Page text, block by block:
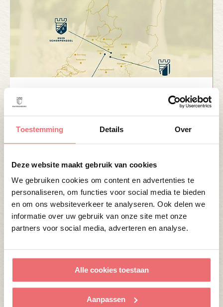
Toestemming Details Over
Deze website maakt gebruik van cookies
We gebruiken cookies om content en advertenties te
personaliseren, om functies voor social media te bieden
en om ons websiteverkeer te analyseren. Ook delen we
informatie over uw gebruik van onze site met onze
partners voor social media, adverteren en analyse.
Alle cookies toestaan
Aanpassen
OPEN TOPTROUWLOCATIE ROUTE 12
APRIL
2 MAART 2026